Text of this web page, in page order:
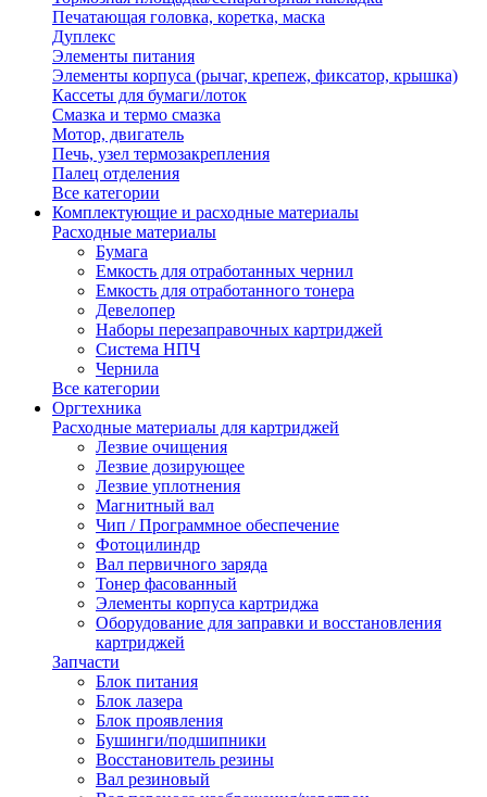
Печатающая головка, коретка, маска
Дуплекс
Элементы питания
Элементы корпуса (рычаг, крепеж, фиксатор, крышка)
Кассеты для бумаги/лоток
Смазка и термо смазка
Мотор, двигатель
Печь, узел термозакрепления
Палец отделения
Все категории
Комплектующие и расходные материалы
Расходные материалы
Бумага
Емкость для отработанных чернил
Емкость для отработанного тонера
Девелопер
Наборы перезаправочных картриджей
Система НПЧ
Чернила
Все категории
Оргтехника
Расходные материалы для картриджей
Лезвие очищения
Лезвие дозирующее
Лезвие уплотнения
Магнитный вал
Чип / Программное обеспечение
Фотоцилиндр
Вал первичного заряда
Тонер фасованный
Элементы корпуса картриджа
Оборудование для заправки и восстановления
картриджей
Запчасти
Блок питания
Блок лазера
Блок проявления
Бушинги/подшипники
Восстановитель резины
Вал резиновый